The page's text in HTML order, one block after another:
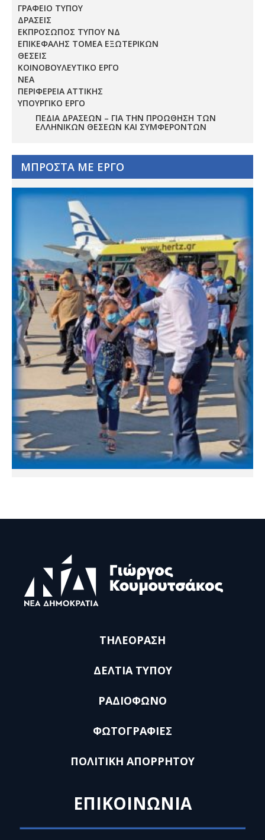
ΓΡΑΦΕΙΟ ΤΥΠΟΥ
ΔΡΑΣΕΙΣ
ΕΚΠΡΟΣΩΠΟΣ ΤΥΠΟΥ ΝΔ
ΕΠΙΚΕΦΑΛΗΣ ΤΟΜΕΑ ΕΞΩΤΕΡΙΚΩΝ
ΘΕΣΕΙΣ
ΚΟΙΝΟΒΟΥΛΕΥΤΙΚΟ ΕΡΓΟ
ΝΕΑ
ΠΕΡΙΦΕΡΕΙΑ ΑΤΤΙΚΗΣ
ΥΠΟΥΡΓΙΚΟ ΕΡΓΟ
ΠΕΔΊΑ ΔΡΆΣΕΩΝ – ΓΙΑ ΤΗΝ ΠΡΟΏΘΗΣΗ ΤΩΝ
ΕΛΛΗΝΙΚΏΝ ΘΈΣΕΩΝ ΚΑΙ ΣΥΜΦΕΡΌΝΤΩΝ
ΜΠΡΟΣΤΑ ΜΕ ΕΡΓΟ
ΤΗΛΕΟΡΑΣΗ
ΔΕΛΤΙΑ ΤΥΠΟΥ
ΡΑΔΙΟΦΩΝΟ
ΦΩΤΟΓΡΑΦΙΕΣ
ΠΟΛΙΤΙΚΗ ΑΠΟΡΡΗΤΟΥ
ΕΠΙΚΟΙΝΩΝΙΑ